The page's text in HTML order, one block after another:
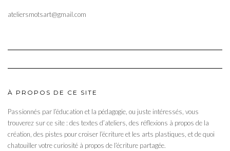
ateliersmotsart@gmail.com
À PROPOS DE CE SITE
Passionnés par l’éducation et la pédagogie, ou juste intéressés, vous
trouverez sur ce site : des textes d’ateliers, des réflexions à propos de la
création, des pistes pour croiser l’écriture et les arts plastiques, et de quoi
chatouiller votre curiosité à propos de l’écriture partagée.